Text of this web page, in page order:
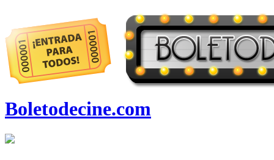
Boletodecine.com